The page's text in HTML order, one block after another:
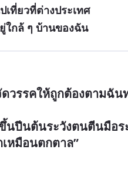
ที่ยวที่ต่างประเทศ
ใกล้ ๆ บ้านของฉัน
วรรคให้ถูกต้องตามฉั
ขึ้นปีนต้นระวังตนตีนมื
หมือนตกตาล”